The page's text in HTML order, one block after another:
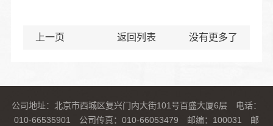
上一页 返回列表 没有更多了
公司地址：北京市西城区复兴门内大街101号百盛大厦6层 电话：
010-66535901 公司传真：010-66053479 邮编：100031 邮